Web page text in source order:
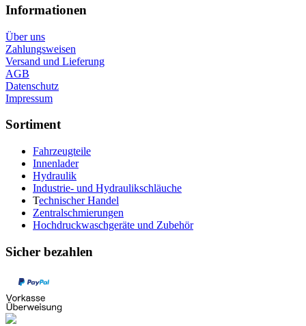
Informationen
Über uns
Zahlungsweisen
Versand und Lieferung
AGB
Datenschutz
Impressum
Sortiment
Fahrzeugteile
Innenlader
Hydraulik
Industrie- und Hydraulikschläuche
Technischer Handel
Zentralschmierungen
Hochdruckwaschgeräte und Zubehör
Sicher bezahlen